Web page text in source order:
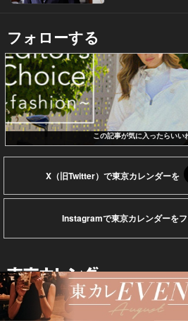
フォローする
この記事が気に入ったらいい
X（旧Twitter）で東京カレンダーを
Instagramで東京カレンダーを